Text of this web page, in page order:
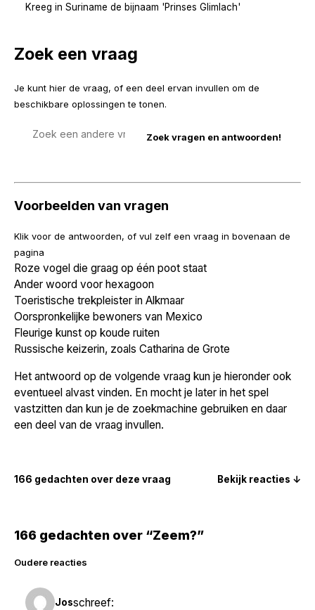
Kreeg in Suriname de bijnaam 'Prinses Glimlach'
Zoek een vraag
Je kunt hier de vraag, of een deel ervan invullen om de
beschikbare oplossingen te tonen.
Voorbeelden van vragen
Klik voor de antwoorden, of vul zelf een vraag in bovenaan de
pagina
Roze vogel die graag op één poot staat
Ander woord voor hexagoon
Toeristische trekpleister in Alkmaar
Oorspronkelijke bewoners van Mexico
Fleurige kunst op koude ruiten
Russische keizerin, zoals Catharina de Grote
Het antwoord op de volgende vraag kun je hieronder ook
eventueel alvast vinden. En mocht je later in het spel
vastzitten dan kun je de zoekmachine gebruiken en daar
een deel van de vraag invullen.
166 gedachten over deze vraag Bekijk reacties ↓
166 gedachten over “Zeem?”
Reacties
navigatie
Oudere reacties
Josschreef: